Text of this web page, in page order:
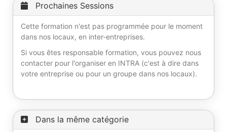
Prochaines Sessions
Cette formation n'est pas programmée pour le moment
dans nos locaux, en inter-entreprises.
Si vous êtes responsable formation, vous pouvez nous
contacter pour l'organiser en INTRA (c'est à dire dans
votre entreprise ou pour un groupe dans nos locaux).
Dans la même catégorie